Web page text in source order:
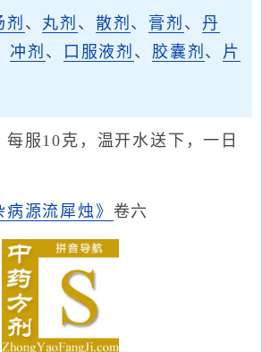
剂 、 丸剂 、 散剂 、 膏剂 、 丹
冲剂 、 口服液剂 、 胶囊剂 、 片
每服10克，温开水送下，一日
病源流犀烛》 卷六